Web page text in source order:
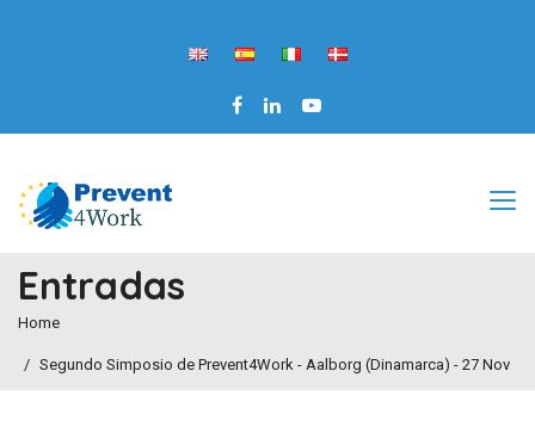
Entradas
Home
Segundo Simposio de Prevent4Work - Aalborg (Dinamarca) - 27 Nov